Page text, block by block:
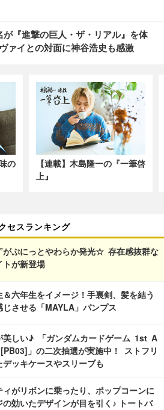
が『進撃の巨人・ザ・リアル』を体
ァイとの対面に神谷浩史も感激
の
【連載】木島隆一の『一筆啓
上』
セスランキング
がぷにっとやわらか発光☆ 存在感抜群な
トが新登場
＆六年生をイメージ！手裏剣、髪を結う
させる「MAYLA」パンプス
美しい♪ 「ガンダムカードゲーム 1st A
」の二次抽選が実施中！ ストフリ
デッキケースやスリーブも
ィがリボンに乗ったり、ポップコーンに
効いたデザインが目を引く♪ トートバ